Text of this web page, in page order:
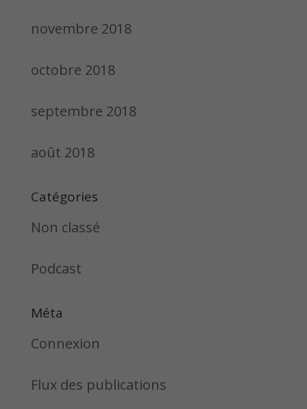
novembre 2018
octobre 2018
septembre 2018
août 2018
Catégories
Non classé
Podcast
Méta
Connexion
Flux des publications